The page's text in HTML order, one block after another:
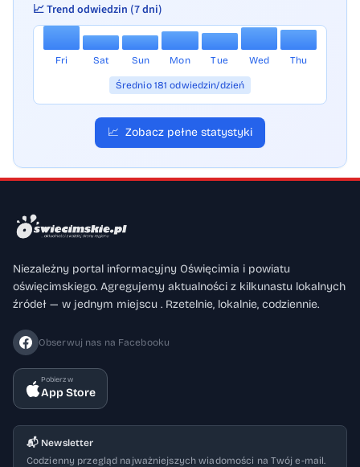
📈 Trend odwiedzin (7 dni)
Fri Sat Sun Mon Tue Wed Thu
Średnio 181 odwiedzin/dzień
📈 Zobacz pełne statystyki
Niezależny portal informacyjny Oświęcimia i powiatu
oświęcimskiego. Agregujemy aktualności z kilkunastu lokalnych
źródeł — w jednym miejscu . Rzetelnie, lokalnie, codziennie.
Obserwuj nas na Facebooku
Pobierz w
App Store
📬 Newsletter
Codzienny przegląd najważniejszych wiadomości na Twój e-mail.